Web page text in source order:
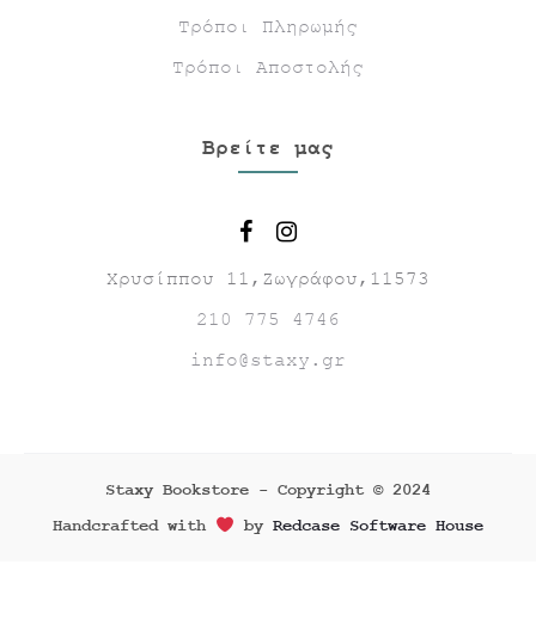
Τρόποι Πληρωμής
Τρόποι Αποστολής
Βρείτε μας
Χρυσίππου 11,Ζωγράφου,11573
210 775 4746
info@staxy.gr
Staxy Bookstore - Copyright © 2024
Handcrafted with
by Redcase Software House